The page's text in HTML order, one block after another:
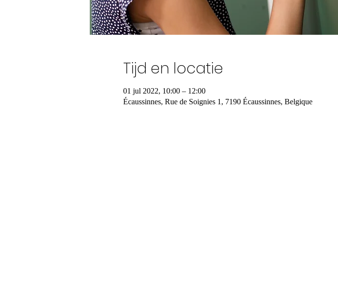
Tijd en locatie
01 jul 2022, 10:00 – 12:00
Écaussinnes, Rue de Soignies 1, 7190 Écaussinnes, Belgique